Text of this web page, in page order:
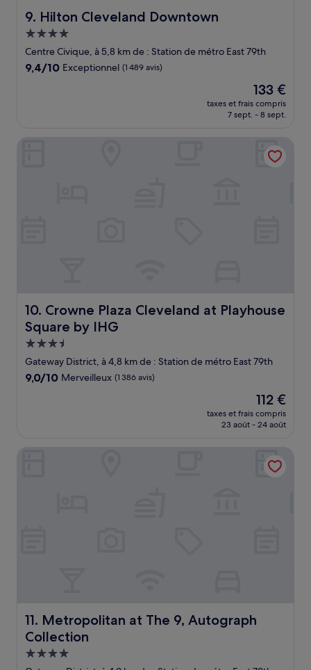
9. Hilton Cleveland Downtown
Hilton Cleveland Downtown
Hébergement
4.0 étoiles
Centre Civique, à 5,8 km de : Station de métro East 79th
9.4
9,4/10 Exceptionnel (1 489 avis)
Le
nouveau
prix
de
133 €
133 €
taxes et frais compris
7 sept. - 8 sept.
10. Crowne Plaza Cleveland at Playhouse
Square by IHG
Crowne Plaza Cleveland at Playhouse Square by IHG
Hébergement
3.5 étoiles
Gateway District, à 4,8 km de : Station de métro East 79th
9.0
9,0/10 Merveilleux (1 386 avis)
Le
nouveau
prix
de
112 €
112 €
taxes et frais compris
23 août - 24 août
Crowne Plaza Cleveland at Playhouse Square by IHG
11. Metropolitan at The 9, Autograph
Collection
Metropolitan at The 9, Autograph Collection
Hébergement